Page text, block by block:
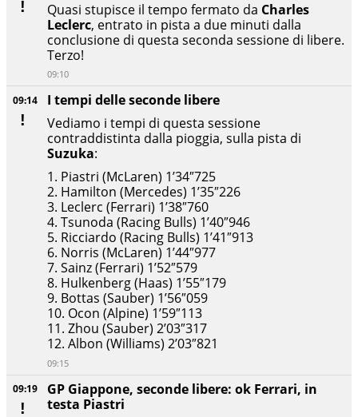
09:19
GP Giappone, seconde libere: ok Ferrari, in
testa Piastri
09:14
I tempi delle seconde libere
Vediamo i tempi di questa sessione
contraddistinta dalla pioggia, sulla pista di
Suzuka:
1. Piastri (McLaren) 1’34″725
​2. Hamilton (Mercedes) 1’35″226
​3. Leclerc (Ferrari) 1’38″760
​4. Tsunoda (Racing Bulls) 1’40″946
​5. Ricciardo (Racing Bulls) 1’41″913
​6. Norris (McLaren) 1’44″977
​7. Sainz (Ferrari) 1’52″579
​8. Hulkenberg (Haas) 1’55″179
​9. Bottas (Sauber) 1’56″059
​10. Ocon (Alpine) 1’59″113
​11. Zhou (Sauber) 2’03″317
​12. Albon (Williams) 2’03″821
09:15
Quasi stupisce il tempo fermato da Charles
Leclerc, entrato in pista a due minuti dalla
conclusione di questa seconda sessione di libere.
Terzo!
09:10